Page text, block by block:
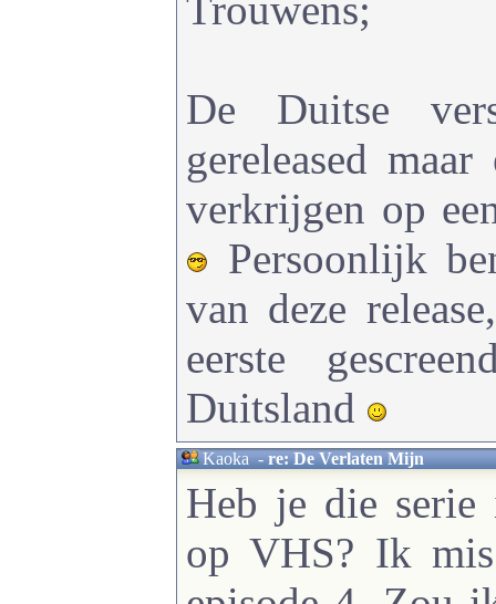
De Duitse
gereleased
verkrijgen op
Persoonlijk
van deze
eerste
Duitsland
Kaoka-re: De Verlaten Mijn
Heb je die serie
op VHS? Ik